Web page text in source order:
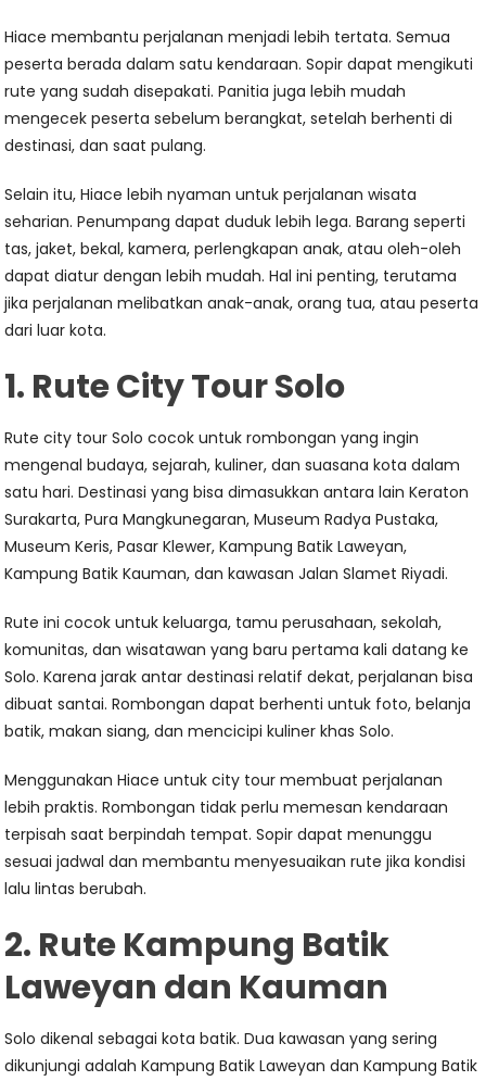
Hiace membantu perjalanan menjadi lebih tertata. Semua
peserta berada dalam satu kendaraan. Sopir dapat mengikuti
rute yang sudah disepakati. Panitia juga lebih mudah
mengecek peserta sebelum berangkat, setelah berhenti di
destinasi, dan saat pulang.
Selain itu, Hiace lebih nyaman untuk perjalanan wisata
seharian. Penumpang dapat duduk lebih lega. Barang seperti
tas, jaket, bekal, kamera, perlengkapan anak, atau oleh-oleh
dapat diatur dengan lebih mudah. Hal ini penting, terutama
jika perjalanan melibatkan anak-anak, orang tua, atau peserta
dari luar kota.
1. Rute City Tour Solo
Rute city tour Solo cocok untuk rombongan yang ingin
mengenal budaya, sejarah, kuliner, dan suasana kota dalam
satu hari. Destinasi yang bisa dimasukkan antara lain Keraton
Surakarta, Pura Mangkunegaran, Museum Radya Pustaka,
Museum Keris, Pasar Klewer, Kampung Batik Laweyan,
Kampung Batik Kauman, dan kawasan Jalan Slamet Riyadi.
Rute ini cocok untuk keluarga, tamu perusahaan, sekolah,
komunitas, dan wisatawan yang baru pertama kali datang ke
Solo. Karena jarak antar destinasi relatif dekat, perjalanan bisa
dibuat santai. Rombongan dapat berhenti untuk foto, belanja
batik, makan siang, dan mencicipi kuliner khas Solo.
Menggunakan Hiace untuk city tour membuat perjalanan
lebih praktis. Rombongan tidak perlu memesan kendaraan
terpisah saat berpindah tempat. Sopir dapat menunggu
sesuai jadwal dan membantu menyesuaikan rute jika kondisi
lalu lintas berubah.
2. Rute Kampung Batik
Laweyan dan Kauman
Solo dikenal sebagai kota batik. Dua kawasan yang sering
dikunjungi adalah Kampung Batik Laweyan dan Kampung Batik